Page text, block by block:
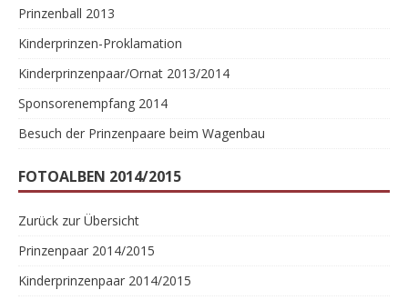
Prinzenball 2013
Kinderprinzen-Proklamation
Kinderprinzenpaar/Ornat 2013/2014
Sponsorenempfang 2014
Besuch der Prinzenpaare beim Wagenbau
FOTOALBEN 2014/2015
Zurück zur Übersicht
Prinzenpaar 2014/2015
Kinderprinzenpaar 2014/2015